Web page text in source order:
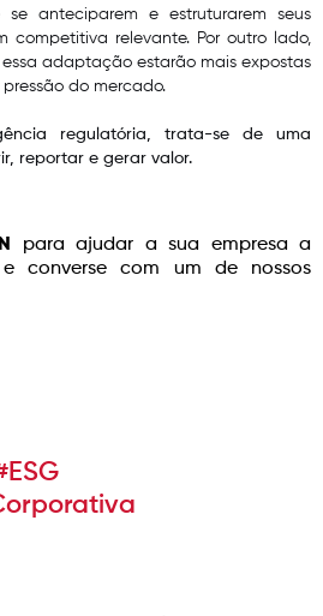
se anteciparem e estruturarem seus
competitiva relevante. Por outro lado,
adaptação estarão mais expostas
do mercado.
regulatória, trata-se de uma
reportar e gerar valor.
para ajudar a sua empresa a
e converse com um de nossos